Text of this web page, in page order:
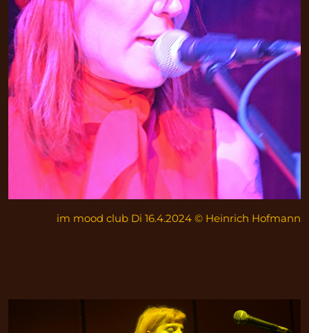
im mood club Di 16.4.2024 © Heinrich Hofmann